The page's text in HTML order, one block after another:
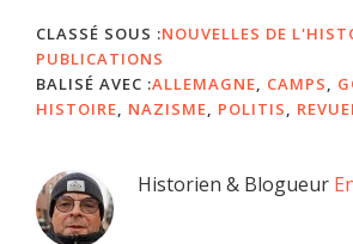
CLASSÉ SOUS :NOUVELLES DE
PUBLICATIONS
BALISÉ AVEC :ALLEMAGNE CAMPS
HISTOIRE
NAZISME POLITIS
Barre
Historien & Blogueur